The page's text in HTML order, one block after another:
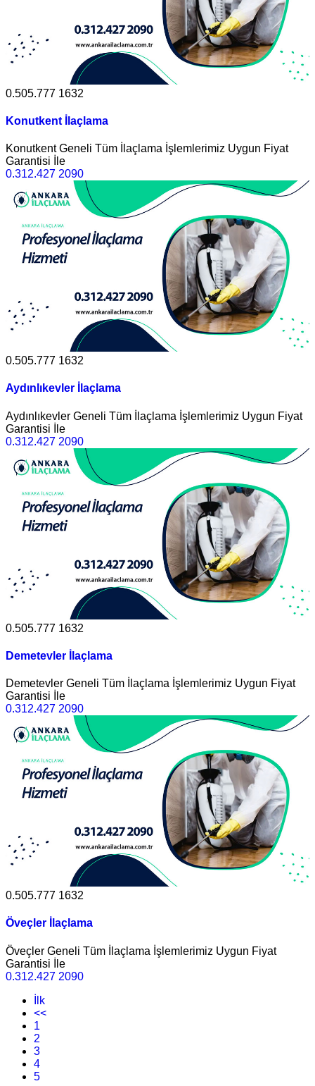
0.505.777 1632
Konutkent İlaçlama
Konutkent Geneli Tüm İlaçlama İşlemlerimiz Uygun Fiyat
Garantisi İle
0.312.427 2090
0.505.777 1632
Aydınlıkevler İlaçlama
Aydınlıkevler Geneli Tüm İlaçlama İşlemlerimiz Uygun Fiyat
Garantisi İle
0.312.427 2090
0.505.777 1632
Demetevler İlaçlama
Demetevler Geneli Tüm İlaçlama İşlemlerimiz Uygun Fiyat
Garantisi İle
0.312.427 2090
0.505.777 1632
Öveçler İlaçlama
Öveçler Geneli Tüm İlaçlama İşlemlerimiz Uygun Fiyat
Garantisi İle
0.312.427 2090
İlk
<<
1
2
3
4
5